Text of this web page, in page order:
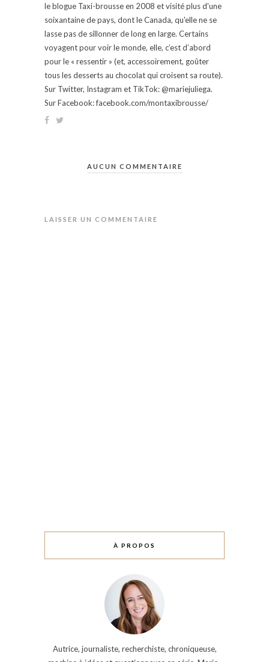
le blogue Taxi-brousse en 2008 et visité plus d'une
soixantaine de pays, dont le Canada, qu'elle ne se
lasse pas de sillonner de long en large. Certains
voyagent pour voir le monde, elle, c’est d’abord
pour le « ressentir » (et, accessoirement, goûter
tous les desserts au chocolat qui croisent sa route).
Sur Twitter, Instagram et TikTok: @mariejuliega.
Sur Facebook: facebook.com/montaxibrousse/
AUCUN COMMENTAIRE
LAISSER UN COMMENTAIRE
À PROPOS
Autrice, journaliste, recherchiste, chroniqueuse,